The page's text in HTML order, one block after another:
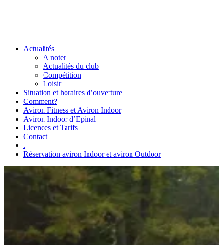
Actualités
A noter
Actualités du club
Compétition
Loisir
Situation et horaires d’ouverture
Comment?
Aviron Fitness et Aviron Indoor
Aviron Indoor d’Epinal
Licences et Tarifs
Contact
.
Réservation aviron Indoor et aviron Outdoor